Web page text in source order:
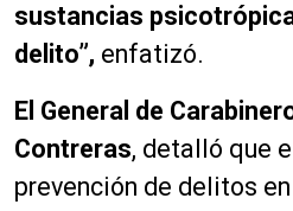
sustancias
delito”, enfatizó.
El General de
Contreras, detalló que
prevención de delitos